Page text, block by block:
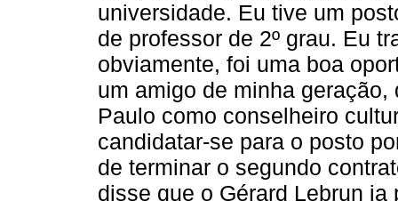
universidade. Eu tive um
de professor de 2º grau. Eu
obviamente, foi uma boa
um amigo de minha
Paulo como conselheiro
candidatar-se para o posto
de terminar o segundo
disse que o Gérard Lebrun